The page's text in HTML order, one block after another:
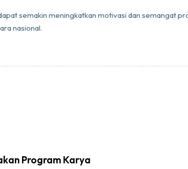
semakin meningkatkan motivasi dan semangat
nasional.
Program Karya